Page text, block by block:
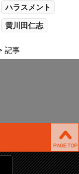
ハラスメント
黄川田仁志
記事